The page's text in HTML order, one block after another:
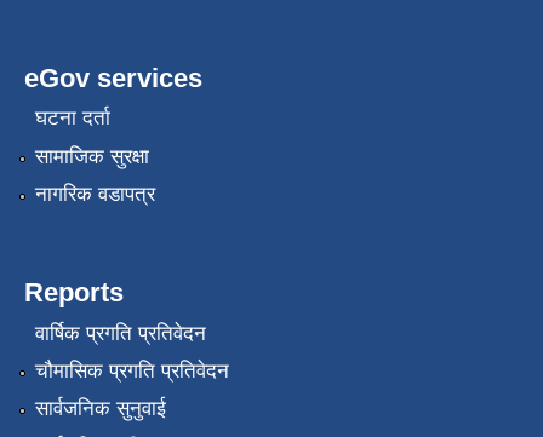
eGov services
घटना दर्ता
सामाजिक सुरक्षा
नागरिक वडापत्र
Reports
वार्षिक प्रगति प्रतिवेदन
चौमासिक प्रगति प्रतिवेदन
सार्वजनिक सुनुवाई